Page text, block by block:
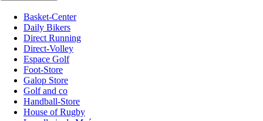
Basket-Center
Daily Bikers
Direct Running
Direct-Volley
Espace Golf
Foot-Store
Galop Store
Golf and co
Handball-Store
House of Rugby